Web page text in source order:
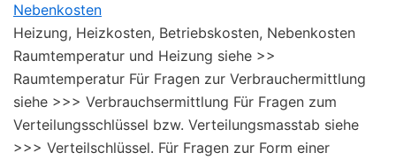
Nebenkosten
Heizung, Heizkosten, Betriebskosten, Nebenkosten
Raumtemperatur und Heizung siehe >>
Raumtemperatur Für Fragen zur Verbrauchermittlung
siehe >>> Verbrauchsermittlung Für Fragen zum
Verteilungsschlüssel bzw. Verteilungsmasstab siehe
>>> Verteilschlüssel. Für Fragen zur Form einer